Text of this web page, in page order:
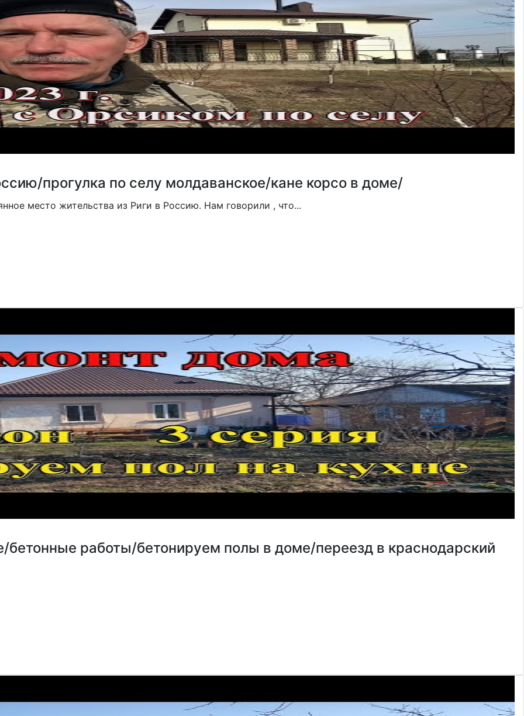
прогулка по селу молдаванское/кане корсо в доме/
место жительства из Риги в Россию. Нам говорили , что...
бетонные работы/бетонируем полы в доме/переезд в краснодарский